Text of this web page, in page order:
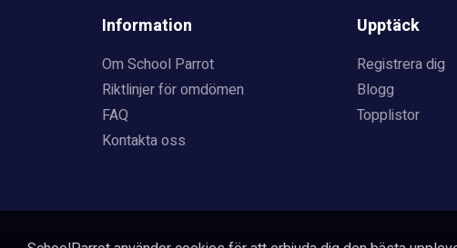
Information
Om School Parrot
Riktlinjer för omdömen
FAQ
Kontakta oss
Upptäck
Registrera dig
Blogg
Topplistor